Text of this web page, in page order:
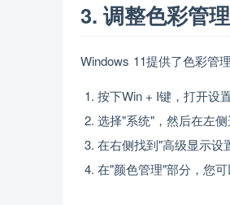
3. 调整色彩管
Windows 11提供了色彩管
按下Win + I键，打开设置
选择"系统"，然后在左侧
在右侧找到"高级显示设
在"颜色管理"部分，您